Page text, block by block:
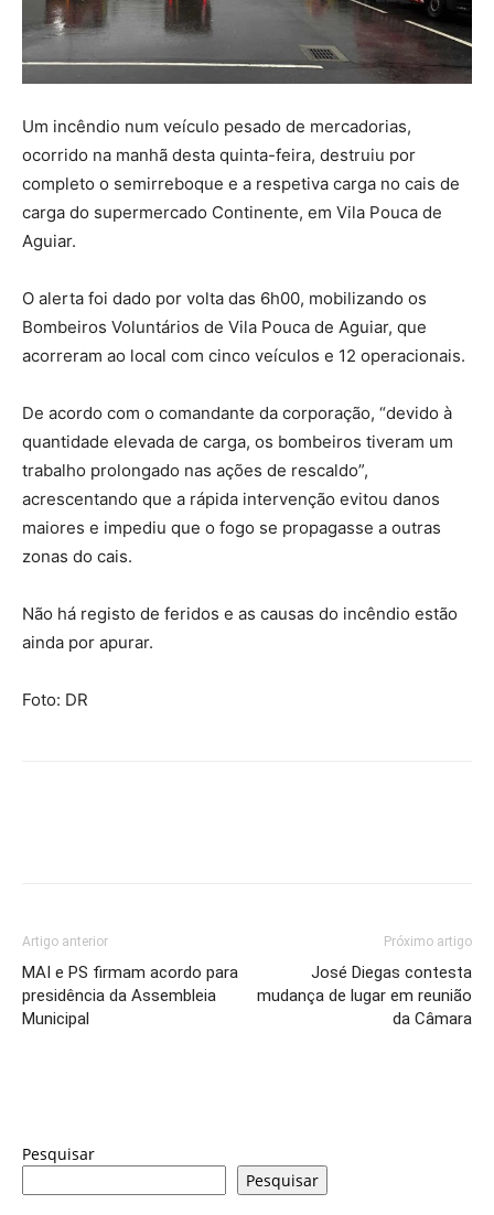
Um incêndio num veículo pesado de mercadorias,
ocorrido na manhã desta quinta-feira, destruiu por
completo o semirreboque e a respetiva carga no cais de
carga do supermercado Continente, em Vila Pouca de
Aguiar.
O alerta foi dado por volta das 6h00, mobilizando os
Bombeiros Voluntários de Vila Pouca de Aguiar, que
acorreram ao local com cinco veículos e 12 operacionais.
De acordo com o comandante da corporação, “devido à
quantidade elevada de carga, os bombeiros tiveram um
trabalho prolongado nas ações de rescaldo”,
acrescentando que a rápida intervenção evitou danos
maiores e impediu que o fogo se propagasse a outras
zonas do cais.
Não há registo de feridos e as causas do incêndio estão
ainda por apurar.
Foto: DR
Artigo anterior
MAI e PS firmam acordo para
presidência da Assembleia
Municipal
Próximo artigo
José Diegas contesta
mudança de lugar em reunião
da Câmara
Pesquisar
Pesquisar